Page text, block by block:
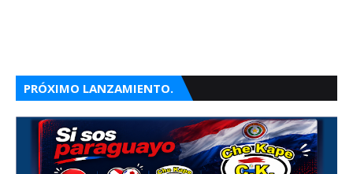
PRÓXIMO LANZAMIENTO.